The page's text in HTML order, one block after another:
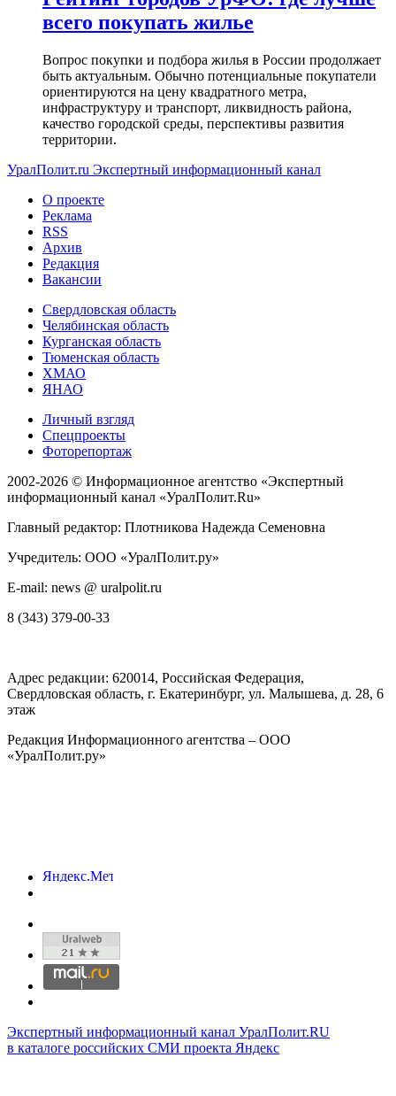
всего покупать жилье
Вопрос покупки и подбора жилья в России продолжает
быть актуальным. Обычно потенциальные покупатели
ориентируются на цену квадратного метра,
инфраструктуру и транспорт, ликвидность района,
качество городской среды, перспективы развития
территории.
УралПолит.ru Экспертный информационный канал
О проекте
Реклама
RSS
Архив
Редакция
Вакансии
Свердловская область
Челябинская область
Курганская область
Тюменская область
ХМАО
ЯНАО
Личный взгляд
Спецпроекты
Фоторепортаж
2002-2026 © Информационное агентство «Экспертный
информационный канал «УралПолит.Ru»
Главный редактор: Плотникова Надежда Семеновна
Учредитель: ООО «УралПолит.ру»
E-mail: news @ uralpolit.ru
8 (343) 379-00-33
Адрес редакции: 620014, Российская Федерация,
Свердловская область, г. Екатеринбург, ул. Малышева, д. 28, 6
этаж
Редакция Информационного агентства – ООО
«УралПолит.ру»
Экспертный информационный канал УралПолит.RU
в каталоге российских СМИ проекта Яндекс